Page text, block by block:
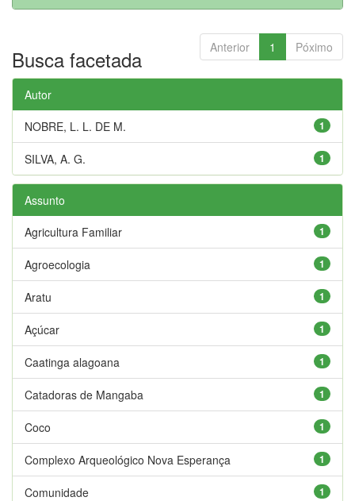
Anterior 1 Póximo
Busca facetada
Autor
1
NOBRE, L. L. DE M.
1
SILVA, A. G.
Assunto
1
Agricultura Familiar
1
Agroecologia
1
Aratu
1
Açúcar
1
Caatinga alagoana
1
Catadoras de Mangaba
1
Coco
1
Complexo Arqueológico Nova Esperança
1
Comunidade